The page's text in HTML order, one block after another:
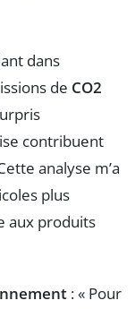
dans
de CO2
contribuent
analyse m’a
plus
aux produits
: « Pour